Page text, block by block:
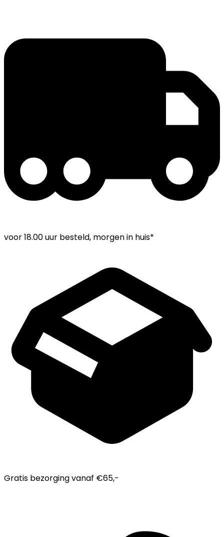
voor18.00 uur besteld, morgen in huis*
Gratis bezorgingvanaf €65,-